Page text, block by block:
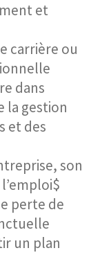
et
carrière ou
dans
la gestion
et des
son
perte de
un plan